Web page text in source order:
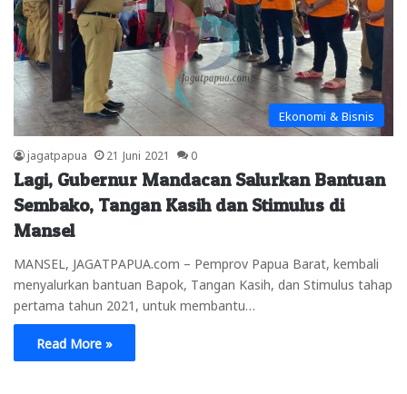
Ekonomi & Bisnis
jagatpapua 21 Juni 2021 0
Lagi, Gubernur Mandacan Salurkan Bantuan
Sembako, Tangan Kasih dan Stimulus di
Mansel
MANSEL, JAGATPAPUA.com – Pemprov Papua Barat, kembali
menyalurkan bantuan Bapok, Tangan Kasih, dan Stimulus tahap
pertama tahun 2021, untuk membantu…
Read More »